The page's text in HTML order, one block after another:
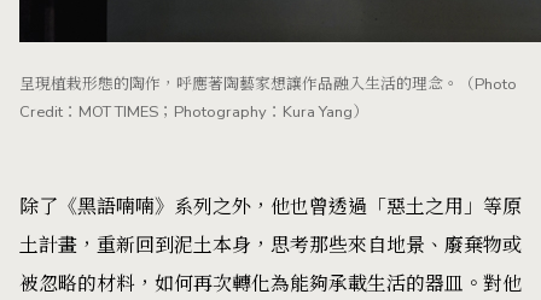
呈現植栽形態的陶作，呼應著陶藝家想讓作品融入生活的理念。（Photo
Credit：MOT TIMES；Photography：Kura Yang）
除了《黑語喃喃》系列之外，他也曾透過「惡土之用」等原
土計畫，重新回到泥土本身，思考那些來自地景、廢棄物或
被忽略的材料，如何再次轉化為能夠承載生活的器皿。對他